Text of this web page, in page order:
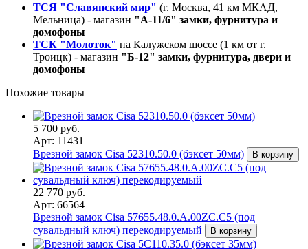
ТСЯ "Славянский мир" (г. Москва, 41 км МКАД,
Мельница) - магазин "А-11/6" замки, фурнитура и
домофоны
ТСК "Молоток" на Калужском шоссе (1 км от г.
Троицк) - магазин "Б-12" замки, фурнитура, двери и
домофоны
Похожие товары
5 700 руб.
Арт: 11431
Врезной замок Cisa 52310.50.0 (бэксет 50мм)
В корзину
22 770 руб.
Арт: 66564
Врезной замок Cisa 57655.48.0.A.00ZC.C5 (под
сувальдный ключ) перекодируемый
В корзину